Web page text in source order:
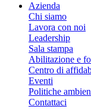
Azienda
Chi siamo
Lavora con noi
Leadership
Sala stampa
Abilitazione e
Centro di
Eventi
Politiche
Contattaci